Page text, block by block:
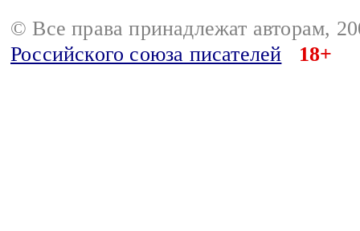
© Все права принадлежат авторам,
Российского союза писателей
18+